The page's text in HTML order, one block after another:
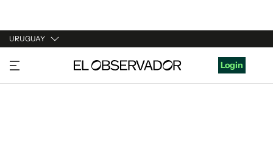
URUGUAY
URUGUAY
ARGENTINA
Login